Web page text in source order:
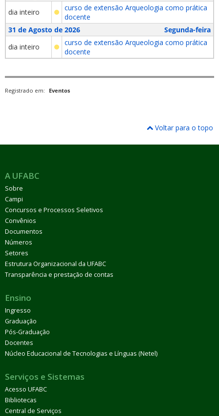
dia inteiro
curso de extensão Arqueologia como prática
docente
31 de Agosto de 2026
Segunda-feira
dia inteiro
curso de extensão Arqueologia como prática
docente
Registrado em: Eventos
Voltar para o topo
A UFABC
Sobre
Campi
Concursos e Processos Seletivos
Convênios
Documentos
Números
Setores
Estrutura Organizacional da UFABC
Transparência e prestação de contas
Ensino
Ingresso
Graduação
Pós-Graduação
Docentes
Núcleo Educacional de Tecnologias e Línguas (Netel)
Serviços e Sistemas
Acesso UFABC
Bibliotecas
Central de Serviços